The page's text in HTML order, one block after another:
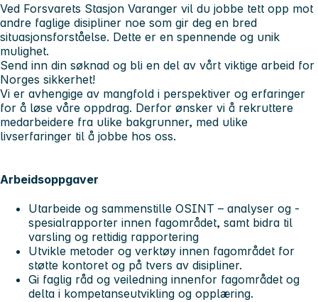
Ved Forsvarets Stasjon Varanger vil du jobbe tett opp mot
andre faglige disipliner noe som gir deg en bred
situasjonsforståelse. Dette er en spennende og unik
mulighet.
Send inn din søknad og bli en del av vårt viktige arbeid for
Norges sikkerhet!
Vi er avhengige av mangfold i perspektiver og erfaringer
for å løse våre oppdrag. Derfor ønsker vi å rekruttere
medarbeidere fra ulike bakgrunner, med ulike
livserfaringer til å jobbe hos oss.
Arbeidsoppgaver
Utarbeide og sammenstille OSINT – analyser og -
spesialrapporter innen fagområdet, samt bidra til
varsling og rettidig rapportering
Utvikle metoder og verktøy innen fagområdet for
støtte kontoret og på tvers av disipliner.
Gi faglig råd og veiledning innenfor fagområdet og
delta i kompetanseutvikling og opplæring.